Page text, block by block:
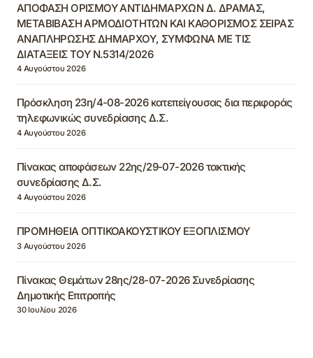
ΑΠΟΦΑΣΗ ΟΡΙΣΜΟΥ ΑΝΤΙΔΗΜΑΡΧΩΝ Δ. ΔΡΑΜΑΣ,
ΜΕΤΑΒΙΒΑΣΗ ΑΡΜΟΔΙΟΤΗΤΩΝ ΚΑΙ ΚΑΘΟΡΙΣΜΟΣ ΣΕΙΡΑΣ
ΑΝΑΠΛΗΡΩΣΗΣ ΔΗΜΑΡΧΟΥ, ΣΥΜΦΩΝΑ ΜΕ ΤΙΣ
ΔΙΑΤΑΞΕΙΣ ΤΟΥ Ν.5314/2026
4 Αυγούστου 2026
Πρόσκληση 23η/4-08-2026 κατεπείγουσας δια περιφοράς
τηλεφωνικώς συνεδρίασης Δ.Σ.
4 Αυγούστου 2026
Πίνακας αποφάσεων 22ης/29-07-2026 τακτικής
συνεδρίασης Δ.Σ.
4 Αυγούστου 2026
ΠΡΟΜΗΘΕΙΑ ΟΠΤΙΚΟΑΚΟΥΣΤΙΚΟΥ ΕΞΟΠΛΙΣΜΟΥ
3 Αυγούστου 2026
Πίνακας Θεμάτων 28ης/28-07-2026 Συνεδρίασης
Δημοτικής Επιτροπής
30 Ιουλίου 2026